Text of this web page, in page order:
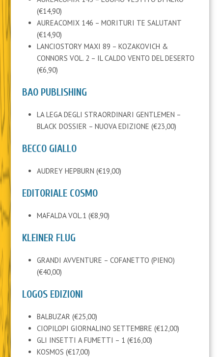
(€14,90)
AUREACOMIX 146 – MORITURI TE SALUTANT
(€14,90)
LANCIOSTORY MAXI 89 – KOZAKOVICH &
CONNORS VOL. 2 – IL CALDO VENTO DEL DESERTO
(€6,90)
BAO PUBLISHING
LA LEGA DEGLI STRAORDINARI GENTLEMEN –
BLACK DOSSIER – NUOVA EDIZIONE (€23,00)
BECCO GIALLO
AUDREY HEPBURN (€19,00)
EDITORIALE COSMO
MAFALDA VOL.1 (€8,90)
KLEINER FLUG
GRANDI AVVENTURE – COFANETTO (PIENO)
(€40,00)
LOGOS EDIZIONI
BALBUZAR (€25,00)
CIOPILOPI GIORNALINO SETTEMBRE (€12,00)
GLI INSETTI A FUMETTI – 1 (€16,00)
KOSMOS (€17,00)